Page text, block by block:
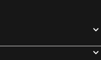
de Ter, pet friendly hotels